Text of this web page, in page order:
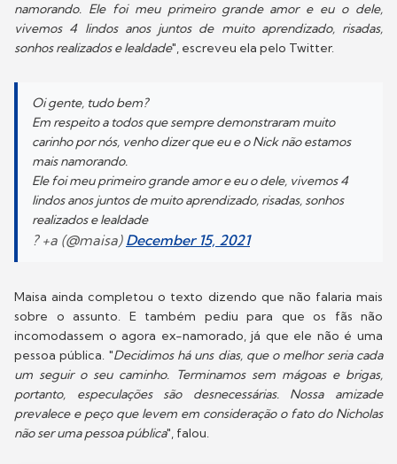
namorando. Ele foi meu primeiro grande amor e eu o dele,
vivemos 4 lindos anos juntos de muito aprendizado, risadas,
sonhos realizados e lealdade", escreveu ela pelo Twitter.
Oi gente, tudo bem?
Em respeito a todos que sempre demonstraram muito
carinho por nós, venho dizer que eu e o Nick não estamos
mais namorando.
Ele foi meu primeiro grande amor e eu o dele, vivemos 4
lindos anos juntos de muito aprendizado, risadas, sonhos
realizados e lealdade
? +a (@maisa) December 15, 2021
Maisa ainda completou o texto dizendo que não falaria mais
sobre o assunto. E também pediu para que os fãs não
incomodassem o agora ex-namorado, já que ele não é uma
pessoa pública. "Decidimos há uns dias, que o melhor seria cada
um seguir o seu caminho. Terminamos sem mágoas e brigas,
portanto, especulações são desnecessárias. Nossa amizade
prevalece e peço que levem em consideração o fato do Nicholas
não ser uma pessoa pública", falou.